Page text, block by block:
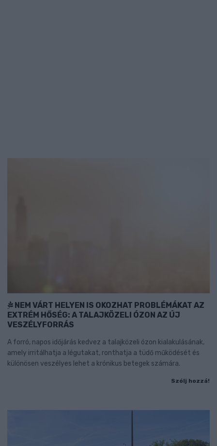
NEM VÁRT HELYEN IS OKOZHAT PROBLÉMÁKAT AZ
EXTRÉM HŐSÉG: A TALAJKÖZELI ÓZON AZ ÚJ
VESZÉLYFORRÁS
A forró, napos időjárás kedvez a talajközeli ózon kialakulásának,
amely irritálhatja a légutakat, ronthatja a tüdő működését és
különösen veszélyes lehet a krónikus betegek számára.
Szólj hozzá!